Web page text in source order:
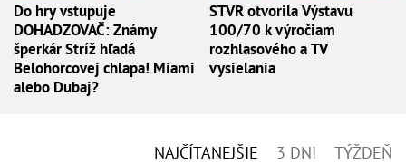
Do hry vstupuje
DOHADZOVAČ: Známy
šperkár Stríž hľadá
Belohorcovej chlapa! Miami
alebo Dubaj?
STVR otvorila Výstavu
100/70 k výročiam
rozhlasového a TV
vysielania
NAJČÍTANEJŠIE 3 DNI TÝŽDEŇ